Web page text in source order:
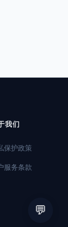
我们
保护政策
服务条款
💬